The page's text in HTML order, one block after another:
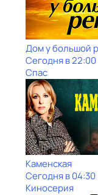
Дом у большой
Сегодня в 22:00
Спас
Каменская
Сегодня в 04:30
Киносерия